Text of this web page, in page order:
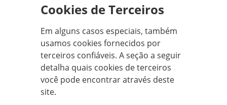
Cookies de Terceiros
Em alguns casos especiais, também
usamos cookies fornecidos por
terceiros confiáveis. A seção a seguir
detalha quais cookies de terceiros
você pode encontrar através deste
site.